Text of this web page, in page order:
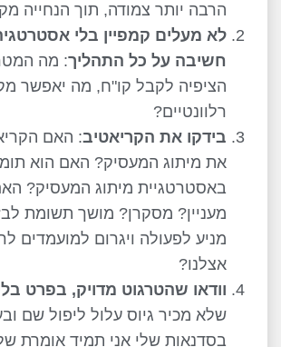
הרבה יותר צמודה, תוך הנחייה
לא מעלים קמפיין בלי
חשיבה על כל התהליך: מה
הציפיה לקבל קו"ח, מה יאפשר
רלוונטיים?
בידקו את הקריאטיב: האם
את מיתוג המעסיק? האם הוא
באסטרטגיית מיתוג המעסיק?
מעניין? מסקרן? מושך תשומת
מניע לפעולה ויגרום למועמדים
אצלנו?
וודאו שהטרגוט מדויק, בפרט
שלא מכיר גיוס עלול ליפול שם
בסדנאות שלי אני תמיד אומרת